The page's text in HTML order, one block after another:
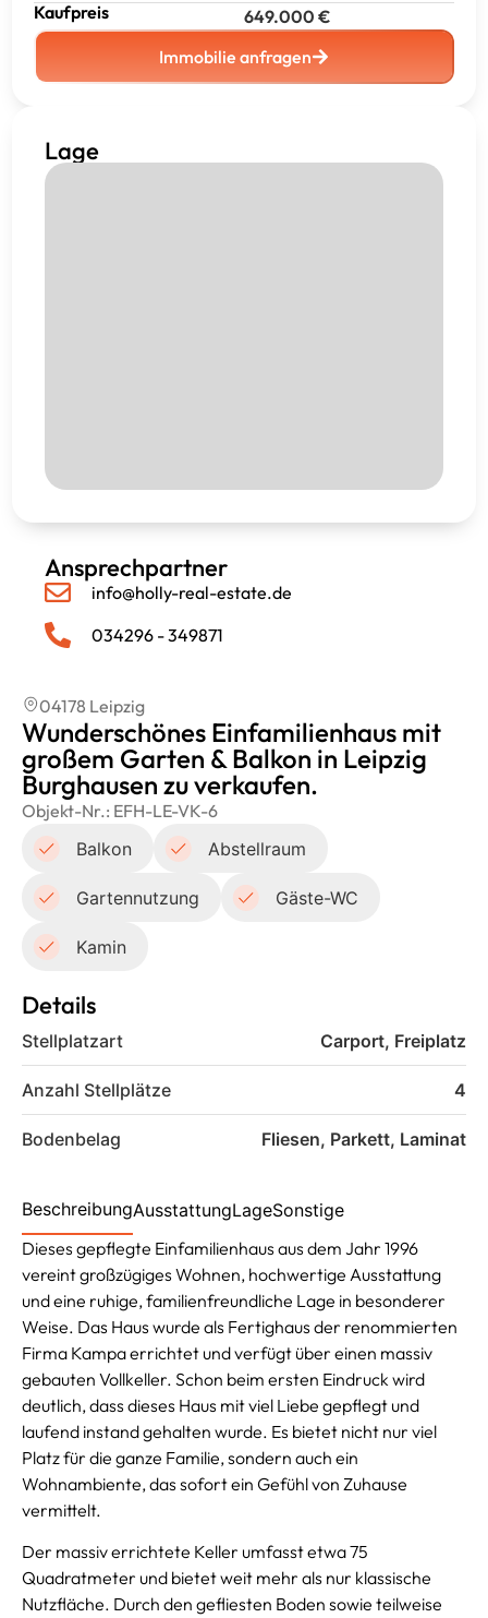
Kaufpreis 649.000 €
Immobilie anfragen
Lage
Ansprechpartner
info@holly-real-estate.de
034296 - 349871
04178 Leipzig
Wunderschönes Einfamilienhaus mit
großem Garten & Balkon in Leipzig
Burghausen zu verkaufen.
Objekt-Nr.: EFH-LE-VK-6
Balkon
Abstellraum
Gartennutzung Gäste-WC
Kamin
Details
Stellplatzart Carport, Freiplatz
Anzahl Stellplätze 4
Bodenbelag Fliesen, Parkett, Laminat
BeschreibungAusstattungLageSonstige
Dieses gepflegte Einfamilienhaus aus dem Jahr 1996
vereint großzügiges Wohnen, hochwertige Ausstattung
und eine ruhige, familienfreundliche Lage in besonderer
Weise. Das Haus wurde als Fertighaus der renommierten
Firma Kampa errichtet und verfügt über einen massiv
gebauten Vollkeller. Schon beim ersten Eindruck wird
deutlich, dass dieses Haus mit viel Liebe gepflegt und
laufend instand gehalten wurde. Es bietet nicht nur viel
Platz für die ganze Familie, sondern auch ein
Wohnambiente, das sofort ein Gefühl von Zuhause
vermittelt.
Der massiv errichtete Keller umfasst etwa 75
Quadratmeter und bietet weit mehr als nur klassische
Nutzfläche. Durch den gefliesten Boden sowie teilweise